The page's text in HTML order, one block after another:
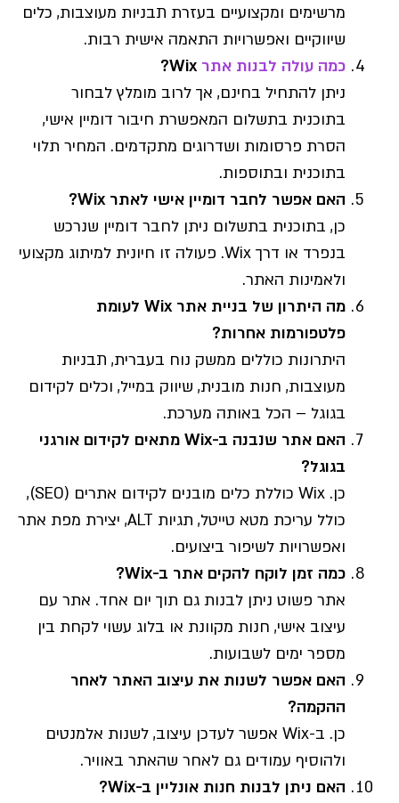
מרשימים ומקצועיים בעזרת תבניות מעוצבות, כלים
שיווקיים ואפשרויות התאמה אישית רבות.
כמה עולה לבנות אתר Wix?
ניתן להתחיל בחינם, אך לרוב מומלץ לבחור
בתוכנית בתשלום המאפשרת חיבור דומיין אישי,
הסרת פרסומות ושדרוגים מתקדמים. המחיר תלוי
בתוכנית ובתוספות.
האם אפשר לחבר דומיין אישי לאתר Wix?
כן, בתוכנית בתשלום ניתן לחבר דומיין שנרכש
בנפרד או דרך Wix. פעולה זו חיונית למיתוג מקצועי
ולאמינות האתר.
מה היתרון של בניית אתר Wix לעומת
פלטפורמות אחרות?
היתרונות כוללים ממשק נוח בעברית, תבניות
מעוצבות, חנות מובנית, שיווק במייל, וכלים לקידום
בגוגל – הכל באותה מערכת.
האם אתר שנבנה ב-Wix מתאים לקידום אורגני
בגוגל?
כן. Wix כוללת כלים מובנים לקידום אתרים (SEO),
כולל עריכת מטא טייטל, תגיות ALT, יצירת מפת אתר
ואפשרויות לשיפור ביצועים.
כמה זמן לוקח להקים אתר ב-Wix?
אתר פשוט ניתן לבנות גם תוך יום אחד. אתר עם
עיצוב אישי, חנות מקוונת או בלוג עשוי לקחת בין
מספר ימים לשבועות.
האם אפשר לשנות את עיצוב האתר לאחר
ההקמה?
כן. ב-Wix אפשר לעדכן עיצוב, לשנות אלמנטים
ולהוסיף עמודים גם לאחר שהאתר באוויר.
האם ניתן לבנות חנות אונליין ב-Wix?